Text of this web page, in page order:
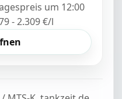
um 12:00
- 2.309 €/l